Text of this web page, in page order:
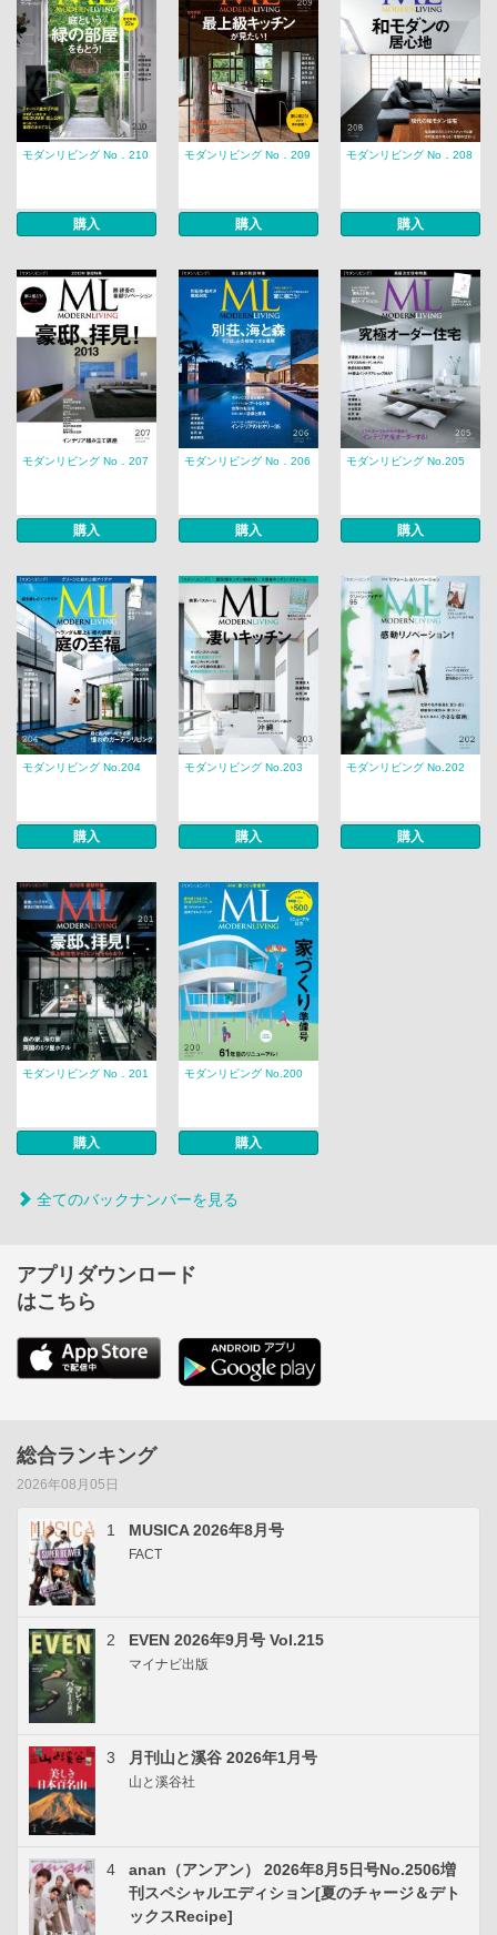
モダンリビング No．210
購入
モダンリビング No．209
購入
モダンリビング No．208
購入
モダンリビング No．207
購入
モダンリビング No．206
購入
モダンリビング No.205
購入
モダンリビング No.204
購入
モダンリビング No.203
購入
モダンリビング No.202
購入
モダンリビング No．201
購入
モダンリビング No.200
購入
全てのバックナンバーを見る
アプリダウンロード
はこちら
総合ランキング
2026年08月05日
1 MUSICA 2026年8月号
FACT
2 EVEN 2026年9月号 Vol.215
マイナビ出版
3 月刊山と溪谷 2026年1月号
山と溪谷社
4
anan（アンアン） 2026年8月5日号No.2506増
刊スペシャルエディション[夏のチャージ＆デト
ックスRecipe]